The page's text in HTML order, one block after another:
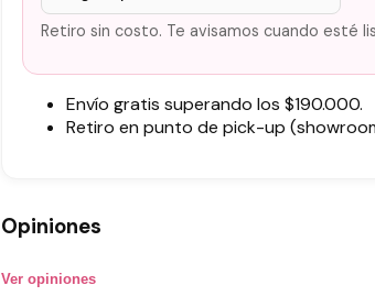
Retiro sin costo. Te avisamos cuando esté
Envío gratis superando los $190.000.
Retiro en punto de pick-up
Opiniones
Ver opiniones